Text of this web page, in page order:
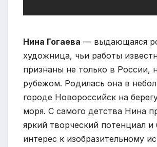
Нина Гогаева — выдающаяся
художница, чьи работы
признаны не только в России,
рубежом. Родилась она в
городе Новороссийск на
моря. С самого детства Нина
яркий творческий потенциал
интерес к изобразительному